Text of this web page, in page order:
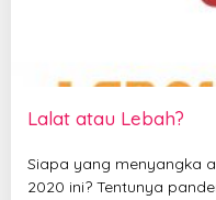
Lalat atau Lebah?
Siapa yang menyangka
2020 ini? Tentunya